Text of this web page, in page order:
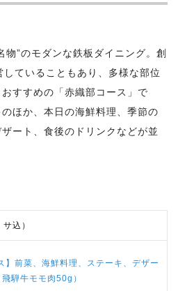
物”のモダンな鉄板ダイニング。創
ていることもあり、多様な部位
すすめの「赤織部コース」で
ほか、本日の海鮮料理、季節の
ート、食後のドリンクなどが並
込）
】前菜、海鮮料理、ステーキ、デザー
騨牛モモ肉50g）